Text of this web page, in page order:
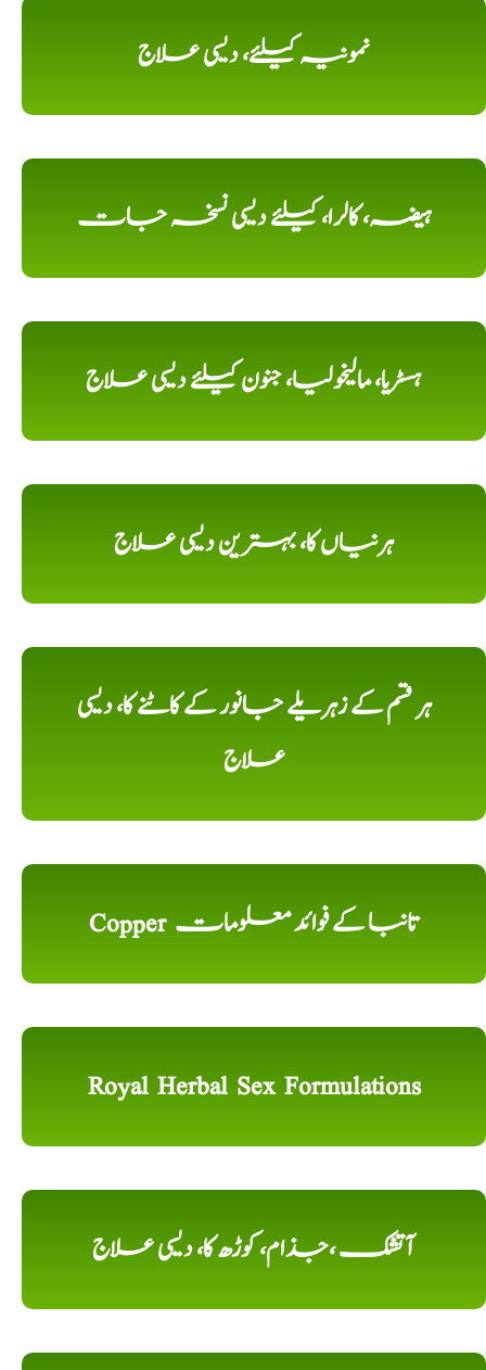
نمونیہ کیلئے، دیسی علاج
ہیضہ، کالرا، کیلئے دیسی نسخہ جات
ہسٹریا، مالیخولیا، جنون کیلئے دیسی علاج
ہرنیاں کا، بہترین دیسی علاج
ہر قسم کے زہریلے جانور کے کاٹنے کا، دیسی
علاج
Copper تانبا کے فوائد معلومات
Royal Herbal Sex Formulations
آتشک ،جذام، کوڑھ کا، دیسی علاج